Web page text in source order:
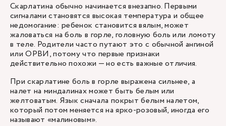
Скарлатина обычно начинается внезапно. Первыми
сигналами становятся высокая температура и общее
недомогание: ребенок становится вялым, может
жаловаться на боль в горле, головную боль или ломоту
в теле. Родители часто путают это с обычной ангиной
или ОРВИ, потому что первые признаки
действительно похожи — но есть важные отличия.
При скарлатине боль в горле выражена сильнее, а
налет на миндалинах может быть белым или
желтоватым. Язык сначала покрыт белым налетом,
который потом меняется на ярко-розовый, иногда его
называют «малиновым».